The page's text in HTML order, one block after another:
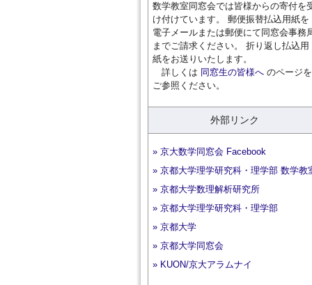
数学教室同窓会では皆様からの寄付を
け付けています。 郵便振替払込用紙を
電子メールまたは郵便にて同窓会事務
までご請求ください。 折り返し払込用
紙をお送りいたします。
詳しくは 同窓生の皆様へ のページを
ご参照ください。
外部リンク
» 京大数学同窓会 Facebook
» 京都大学理学研究科・理学部 数学教
» 京都大学数理解析研究所
» 京都大学理学研究科・理学部
» 京都大学
» 京都大学同窓会
» KUON/京大アラムナイ